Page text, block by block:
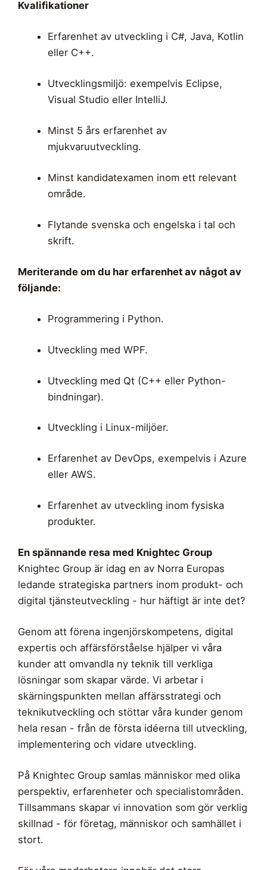
Kvalifikationer
Erfarenhet av utveckling i C#, Java, Kotlin
eller C++.
Utvecklingsmiljö: exempelvis Eclipse,
Visual Studio eller IntelliJ.
Minst 5 års erfarenhet av
mjukvaruutveckling.
Minst kandidatexamen inom ett relevant
område.
Flytande svenska och engelska i tal och
skrift.
Meriterande om du har erfarenhet av något av
följande:
Programmering i Python.
Utveckling med WPF.
Utveckling med Qt (C++ eller Python-
bindningar).
Utveckling i Linux-miljöer.
Erfarenhet av DevOps, exempelvis i Azure
eller AWS.
Erfarenhet av utveckling inom fysiska
produkter.
En spännande resa med Knightec Group
Knightec Group är idag en av Norra Europas
ledande strategiska partners inom produkt- och
digital tjänsteutveckling - hur häftigt är inte det?
Genom att förena ingenjörskompetens, digital
expertis och affärsförståelse hjälper vi våra
kunder att omvandla ny teknik till verkliga
lösningar som skapar värde. Vi arbetar i
skärningspunkten mellan affärsstrategi och
teknikutveckling och stöttar våra kunder genom
hela resan - från de första idéerna till utveckling,
implementering och vidare utveckling.
På Knightec Group samlas människor med olika
perspektiv, erfarenheter och specialistområden.
Tillsammans skapar vi innovation som gör verklig
skillnad - för företag, människor och samhället i
stort.